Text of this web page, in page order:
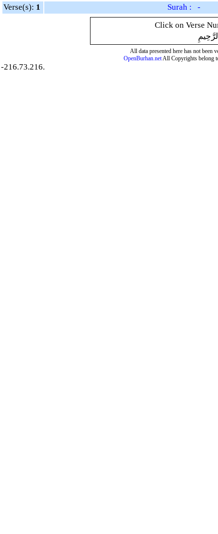
Verse(s): 1
Surah : -
Click on Verse
All data presented here has not been
OpenBurhan.netAll Copyrights belong
-216.73.216.